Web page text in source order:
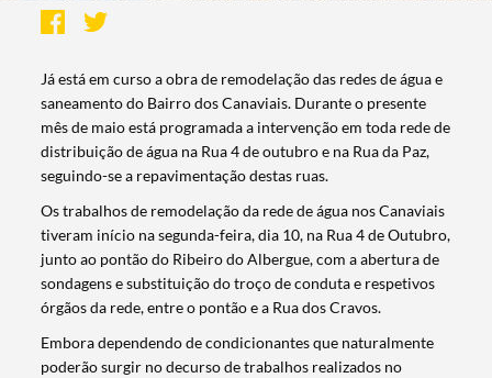
Já está em curso a obra de remodelação das redes de água e
saneamento do Bairro dos Canaviais. Durante o presente
mês de maio está programada a intervenção em toda rede de
distribuição de água na Rua 4 de outubro e na Rua da Paz,
seguindo-se a repavimentação destas ruas.
Os trabalhos de remodelação da rede de água nos Canaviais
tiveram início na segunda-feira, dia 10, na Rua 4 de Outubro,
junto ao pontão do Ribeiro do Albergue, com a abertura de
sondagens e substituição do troço de conduta e respetivos
órgãos da rede, entre o pontão e a Rua dos Cravos.
Embora dependendo de condicionantes que naturalmente
poderão surgir no decurso de trabalhos realizados no